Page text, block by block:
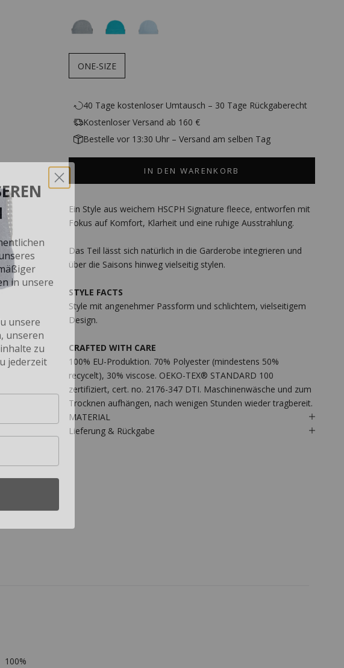
ONE-SIZE
40 Tage kostenloser Umtausch – 30 Tage Rückgaberecht
Kostenloser Versand ab 160 €
Bestelle vor 13:30 Uhr – Versand am selben Tag
IN DEN WARENKORB
Ein Style aus weichem HSCPH Signature fleece, entworfen mit
Fokus auf Komfort, Klarheit und eine ruhige Ausstrahlung.
Das Teil lässt sich natürlich in die Garderobe integrieren und
über die Saisons hinweg vielseitig stylen.
STYLE FACTS
Style mit angenehmer Passform und schlichtem, vielseitigem
Design.
CRAFTED WITH CARE
100% EU-Produktion. 70% Polyester (mindestens 50%
recycelt), 30% viscose. OEKO-TEX® STANDARD 100
zertifiziert, cert. no. 2176-347 DTI. Maschinenwäsche und zum
Trocknen aufhängen, nach wenigen Stunden wieder tragbereit.
MATERIAL
Lieferung & Rückgabe
100%
in unsere
zu
jederzeit